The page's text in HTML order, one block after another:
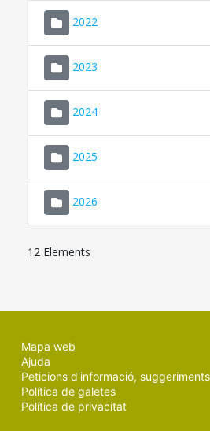
2022
2023
2024
2025
2026
12 Elements
Mapa web
Ajuda
Peticions d'informació,
Política de galetes
Política de privacitat